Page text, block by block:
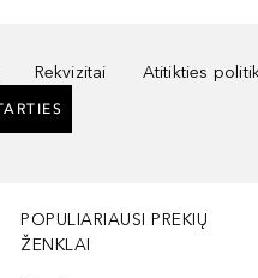
Rekvizitai Atitikties
POPULIARIAUSI PREKIŲ
ŽENKLAI